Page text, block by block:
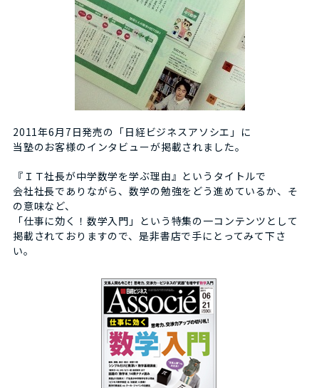
2011年6月7日発売の「日経ビジネスアソシエ」に
当塾のお客様のインタビューが掲載されました。
『ＩＴ社長が中学数学を学ぶ理由』というタイトルで
会社社長でありながら、数学の勉強をどう進めているか、そ
の意味など、
「仕事に効く！数学入門」という特集の一コンテンツとして
掲載されておりますので、是非書店で手にとってみて下さ
い。